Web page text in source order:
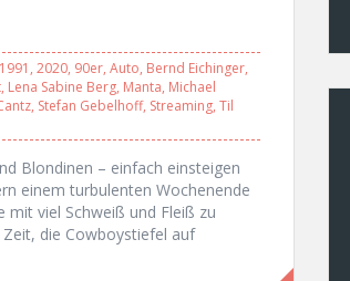
1991 , 2020, 90er, Auto, Bernd Eichinger,
, Lena Sabine Berg, Manta, Michael
, Stefan Gebelhoff, Streaming, Til
Blondinen – einfach einsteigen
einem turbulenten Wochenende
mit viel Schweiß und Fleiß zu
die Cowboystiefel auf